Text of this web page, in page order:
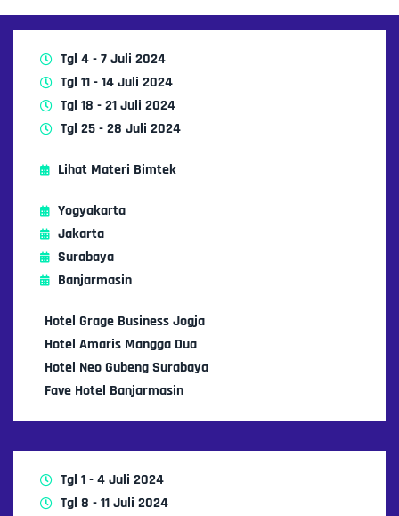
Tgl 4 - 7 Juli 2024
Tgl 11 - 14 Juli 2024
Tgl 18 - 21 Juli 2024
Tgl 25 - 28 Juli 2024
Lihat Materi Bimtek
Yogyakarta
Jakarta
Surabaya
Banjarmasin
Hotel Grage Business Jogja
Hotel Amaris Mangga Dua
Hotel Neo Gubeng Surabaya
Fave Hotel Banjarmasin
Tgl 1 - 4 Juli 2024
Tgl 8 - 11 Juli 2024